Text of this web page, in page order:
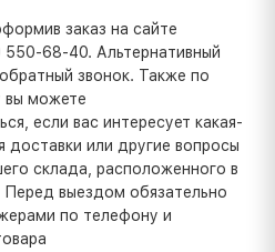
заказ на сайте
68-40. Альтернативный
звонок. Также по
вы можете
если вас интересует какая-
доставки или другие вопросы
склада, расположенного в
выездом обязательно
по телефону и